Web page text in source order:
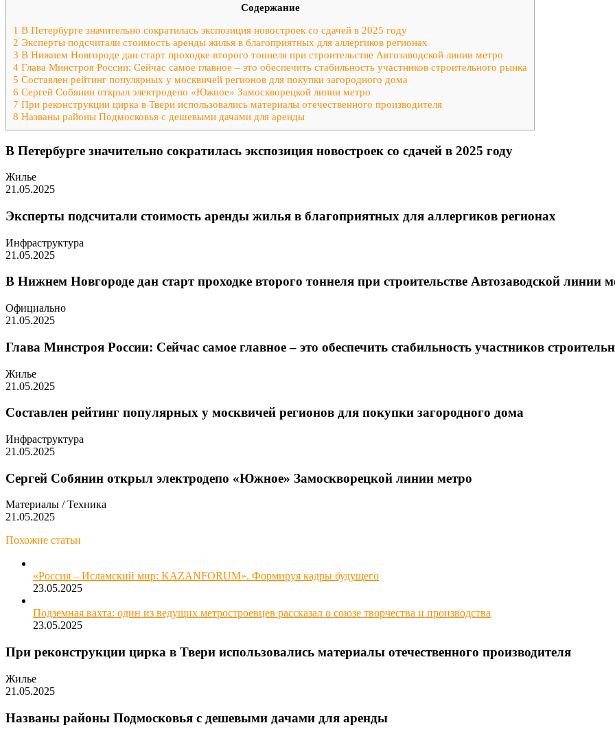
Содержание
1 В Петербурге значительно сократилась экспозиция новостроек со сдачей в 2025 году
2 Эксперты подсчитали стоимость аренды жилья в благоприятных для аллергиков регионах
3 В Нижнем Новгороде дан старт проходке второго тоннеля при строительстве Автозаводской линии метро
4 Глава Минстроя России: Сейчас самое главное – это обеспечить стабильность участников строительного рынка
5 Составлен рейтинг популярных у москвичей регионов для покупки загородного дома
6 Сергей Собянин открыл электродепо «Южное» Замоскворецкой линии метро
7 При реконструкции цирка в Твери использовались материалы отечественного производителя
8 Названы районы Подмосковья с дешевыми дачами для аренды
В Петербурге значительно сократилась экспозиция новостроек со сдачей в 2025 году
Жилье
21.05.2025
Эксперты подсчитали стоимость аренды жилья в благоприятных для аллергиков регионах
Инфраструктура
21.05.2025
В Нижнем Новгороде дан старт проходке второго тоннеля при строительстве Автозаводской линии
Официально
21.05.2025
Глава Минстроя России: Сейчас самое главное – это обеспечить стабильность участников
Жилье
21.05.2025
Составлен рейтинг популярных у москвичей регионов для покупки загородного дома
Инфраструктура
21.05.2025
Сергей Собянин открыл электродепо «Южное» Замоскворецкой линии метро
Материалы / Техника
21.05.2025
Похожие статьи
«Россия – Исламский мир: KAZANFORUM». Формируя кадры будущего
23.05.2025
Подземная вахта: один из ведущих метростроевцев рассказал о союзе творчества и производства
23.05.2025
При реконструкции цирка в Твери использовались материалы отечественного производителя
Жилье
21.05.2025
Названы районы Подмосковья с дешевыми дачами для аренды